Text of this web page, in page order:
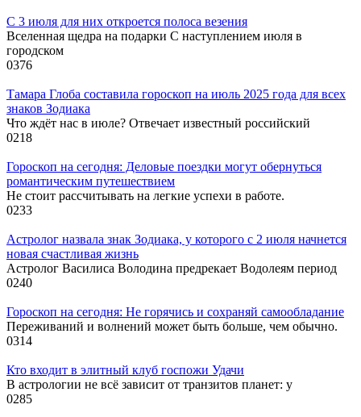
С 3 июля для них откроется полоса везения
Вселенная щедра на подарки С наступлением июля в
городском
0376
Тамара Глоба составила гороскоп на июль 2025 года для всех
знаков Зодиака
Что ждёт нас в июле? Отвечает известный российский
0218
Гороскоп на сегодня: Деловые поездки могут обернуться
романтическим путешествием
Не стоит рассчитывать на легкие успехи в работе.
0233
Астролог назвала знак Зодиака, у которого с 2 июля начнется
новая счастливая жизнь
Астролог Василиса Володина предрекает Водолеям период
0240
Гороскоп на сегодня: Не горячись и сохраняй самообладание
Переживаний и волнений может быть больше, чем обычно.
0314
Кто входит в элитный клуб госпожи Удачи
В астрологии не всё зависит от транзитов планет: у
0285